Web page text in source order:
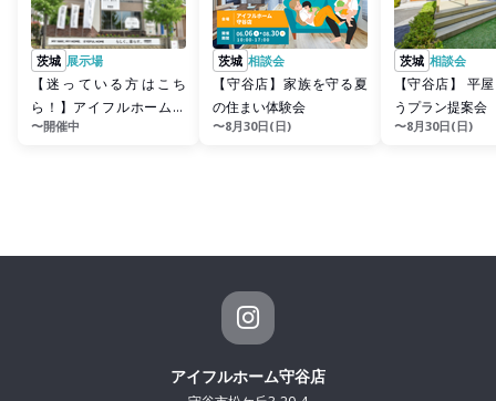
茨城 展示場
【迷っている方はこち
ら！】アイフルホーム守
谷店 来場予約
〜開催中
茨城 相談会
【守谷店】家族を守る夏
の住まい体験会
〜8月30日(日)
茨城 相談会
【守谷店】 平
うプラン提案会
〜8月30日(日)
アイフルホーム守谷店